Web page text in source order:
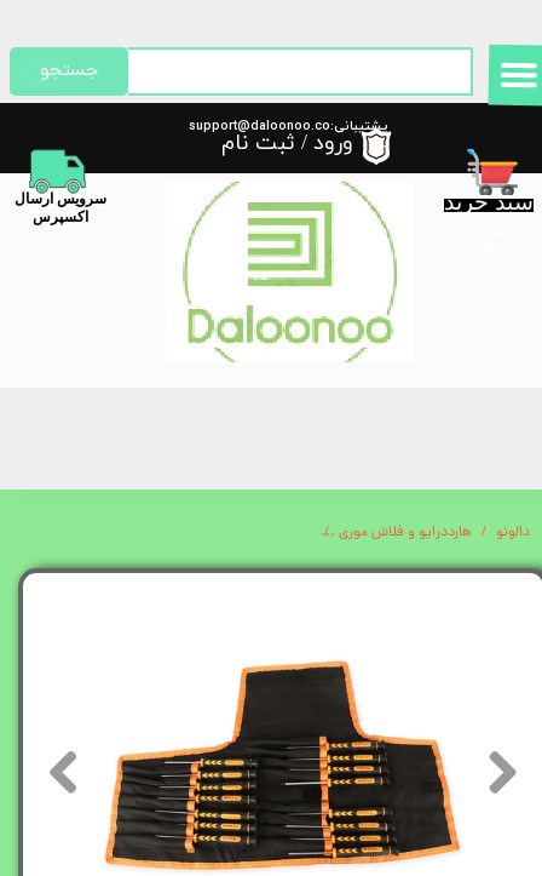
پشتیبانی:support@daloonoo.co
m
سبد خرید
​سرویس ارسال
اکسپرس
جستجو
ورود / ثبت نام
حساب کاربری من
تغییر گذر واژه
سفارشات
خروج از حساب کاربری
دالونو هارددرایو و فلاش موری